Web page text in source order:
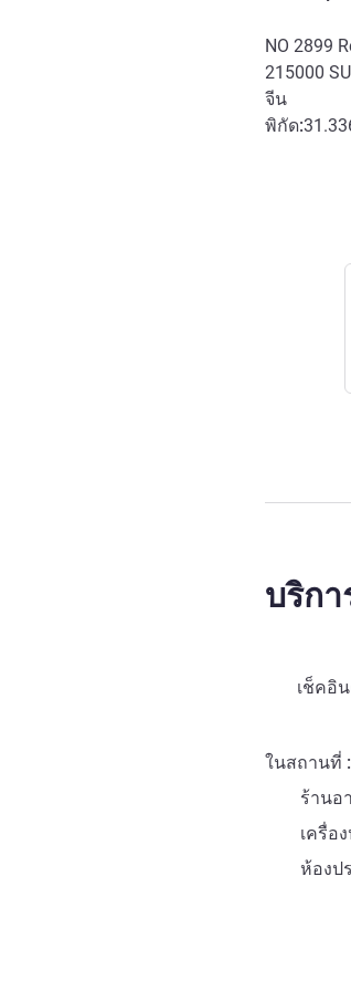
NO 2899
215000
จีน
พิกัด:
บริก
เช็คอิ
ในสถานที่
ร้านอ
เครื่อ
ห้องป